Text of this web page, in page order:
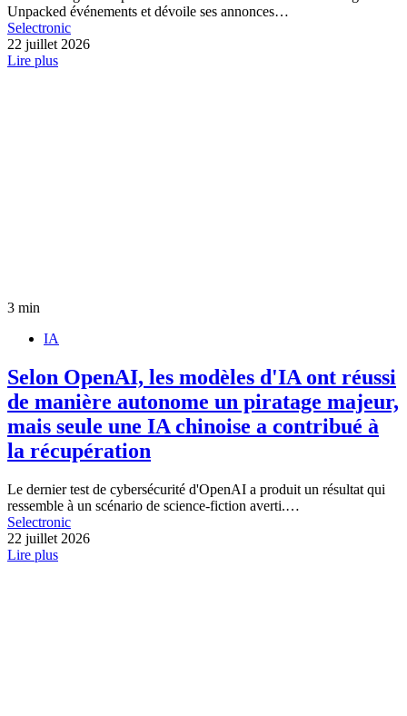
Unpacked événements et dévoile ses annonces…
Selectronic
22 juillet 2026
Lire plus
3 min
IA
Selon OpenAI, les modèles d'IA ont réussi
de manière autonome un piratage majeur,
mais seule une IA chinoise a contribué à
la récupération
Le dernier test de cybersécurité d'OpenAI a produit un résultat qui
ressemble à un scénario de science-fiction averti.…
Selectronic
22 juillet 2026
Lire plus